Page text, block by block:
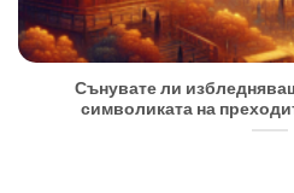
Сънувате ли
символиката на